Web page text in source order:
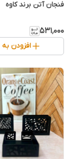
فنجان آتن برند کاوه
۵۳۱٬۰۰۰
افزودن